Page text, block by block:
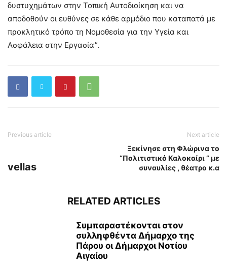
δυστυχημάτων στην Τοπική Αυτοδιοίκηση και να
αποδοθούν οι ευθύνες σε κάθε αρμόδιο που καταπατά με
προκλητικό τρόπο τη Νομοθεσία για την Υγεία και
Ασφάλεια στην Εργασία”.
Previous article Next article
Ξεκίνησε στη Φλώρινα το
“Πολιτιστικό Καλοκαίρι ” με
συναυλίες , θέατρο κ.α
vellas
RELATED ARTICLES
Συμπαραστέκονται στον
συλληφθέντα Δήμαρχο της
Πάρου οι Δήμαρχοι Νοτίου
Αιγαίου